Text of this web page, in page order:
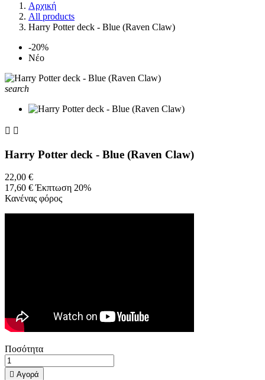
Αρχική
All products
Harry Potter deck - Blue (Raven Claw)
-20%
Νέο
search
 
Harry Potter deck - Blue (Raven Claw)
22,00 €
17,60 €Έκπτωση 20%
Κανένας φόρος
Ποσότητα
 Αγορά